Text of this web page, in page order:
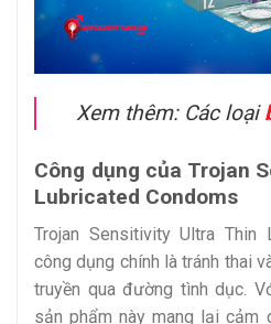
Xem thêm: Các loại
Công dụng của Trojan
Lubricated Condoms
Trojan Sensitivity Ultra Thin
công dụng chính là tránh thai
truyền qua đường tình dục.
sản phẩm này mang lại cảm